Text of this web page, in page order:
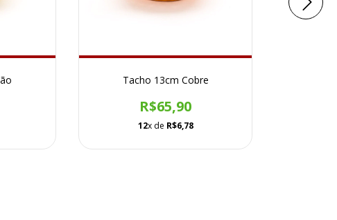
Tacho 13cm Cobre
R$65,90
12x de R$6,78